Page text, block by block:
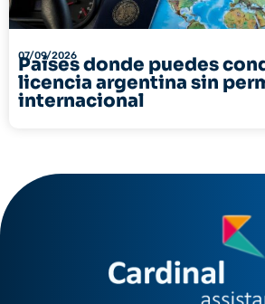
07/09/2026
Países donde puedes
licencia argentina sin
internacional